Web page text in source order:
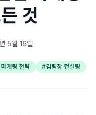
것
5월 16일
케팅 전략 #김팀장 컨설팅